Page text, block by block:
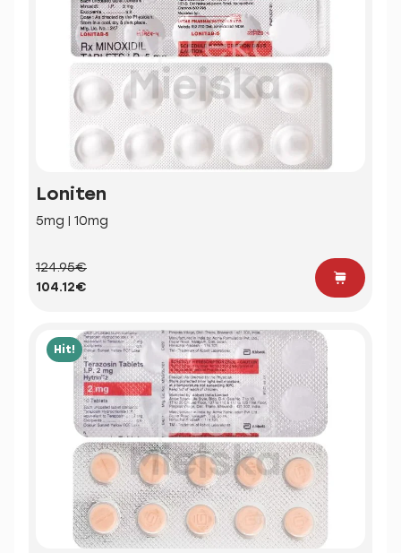
Loniten
5mg | 10mg
124.95€
104.12€
Hit!